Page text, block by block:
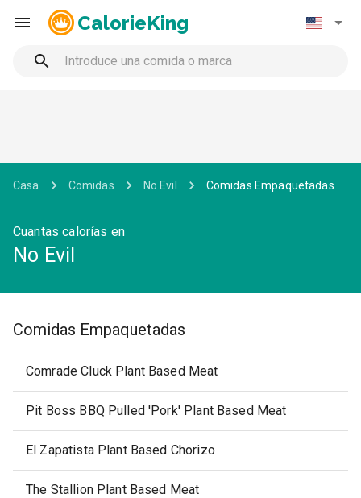
CalorieKing
Casa Comidas No Evil Comidas Empaquetadas
Cuantas calorías en
No Evil
Comidas Empaquetadas
Comrade Cluck Plant Based Meat
Pit Boss BBQ Pulled 'Pork' Plant Based Meat
El Zapatista Plant Based Chorizo
The Stallion Plant Based Meat